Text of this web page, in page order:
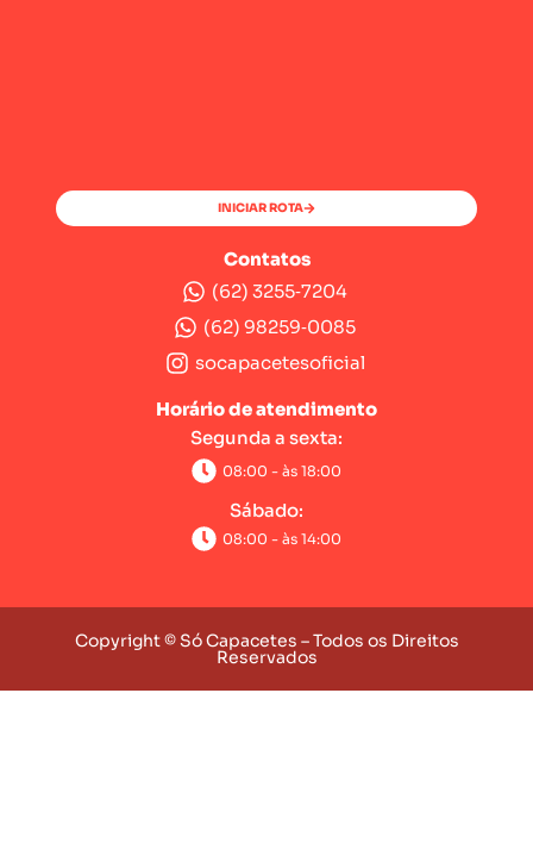
INICIAR ROTA
Contatos
(62) 3255‑7204‬
(62) 98259‑0085‬
socapacetesoficial
Horário de atendimento
Segunda a sexta:
08:00 - às 18:00
Sábado:
08:00 - às 14:00
Copyright © Só Capacetes – Todos os Direitos
Reservados